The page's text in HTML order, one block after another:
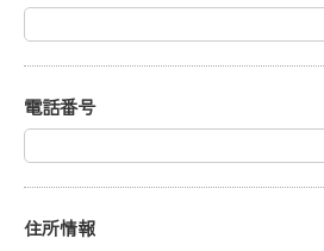
電話番号
住所情報